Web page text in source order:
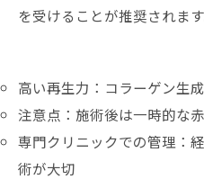
を受けることが推奨されます
高い再生力：コラーゲン生
注意点：施術後は一時的な
専門クリニックでの管理：
術が大切